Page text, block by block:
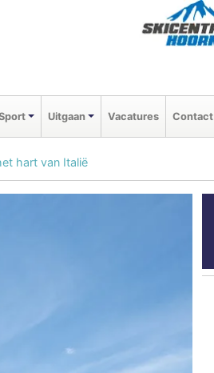
Uitgaan Vacatures Contact
hart van Italië